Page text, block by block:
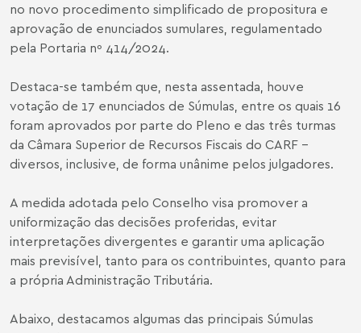
no novo procedimento simplificado de propositura e
aprovação de enunciados sumulares, regulamentado
pela Portaria nº 414/2024.
Destaca-se também que, nesta assentada, houve
votação de 17 enunciados de Súmulas, entre os quais 16
foram aprovados por parte do Pleno e das três turmas
da Câmara Superior de Recursos Fiscais do CARF –
diversos, inclusive, de forma unânime pelos julgadores.
A medida adotada pelo Conselho visa promover a
uniformização das decisões proferidas, evitar
interpretações divergentes e garantir uma aplicação
mais previsível, tanto para os contribuintes, quanto para
a própria Administração Tributária.
Abaixo, destacamos algumas das principais Súmulas